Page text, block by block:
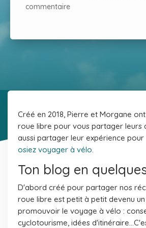
commentaire
Créé en 2018, Pierre et Morgane
roue libre pour vous partager leurs
aussi partager leur expérience pour
osiez voyager à vélo.
Ton blog en
D'abord créé pour partager nos
roue libre est petit à petit devenu
promouvoir le voyage à vélo :
cyclotourisme, idées